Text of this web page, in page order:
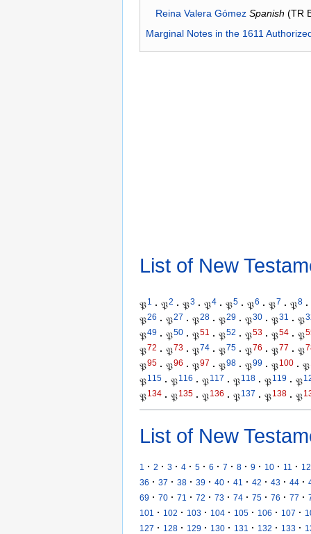
Reina Valera Gómez Spanish (TR
Marginal Notes in the 1611
List of New
𝔓1 · 𝔓2 · 𝔓3 · 𝔓4 · 𝔓5 · 𝔓6 · 𝔓7 · 𝔓8 ·
𝔓26 · 𝔓27 · 𝔓28 · 𝔓29 · 𝔓30 · 𝔓31 · 𝔓
𝔓49 · 𝔓50 · 𝔓51 · 𝔓52 · 𝔓53 · 𝔓54 · 𝔓
𝔓72 · 𝔓73 · 𝔓74 · 𝔓75 · 𝔓76 · 𝔓77 · 𝔓
𝔓95 · 𝔓96 · 𝔓97 · 𝔓98 · 𝔓99 · 𝔓100 · 𝔓
𝔓115 · 𝔓116 · 𝔓117 · 𝔓118 · 𝔓119 · 𝔓
𝔓134 · 𝔓135 · 𝔓136 · 𝔓137 · 𝔓138 · 𝔓
List of New
1 · 2 · 3 · 4 · 5 · 6 · 7 · 8 · 9 · 10 · 11 · 12
36 · 37 · 38 · 39 · 40 · 41 · 42 · 43 · 44 ·
69 · 70 · 71 · 72 · 73 · 74 · 75 · 76 · 77 ·
101
· 102 · 103 · 104 · 105 · 106 · 107 ·
127 · 128 · 129 · 130 · 131 · 132 · 133 ·